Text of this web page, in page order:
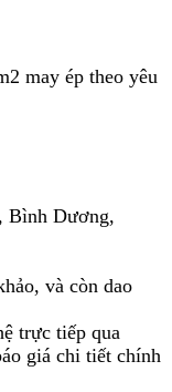
may ép theo yêu
Bình Dương,
và còn dao
trực tiếp qua
giá chi tiết chính